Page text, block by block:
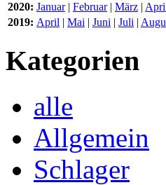
2020: Januar| Februar| März |
2019: April | Mai | Juni | Juli |
Kategorien
alle
Allgemein
Schlager